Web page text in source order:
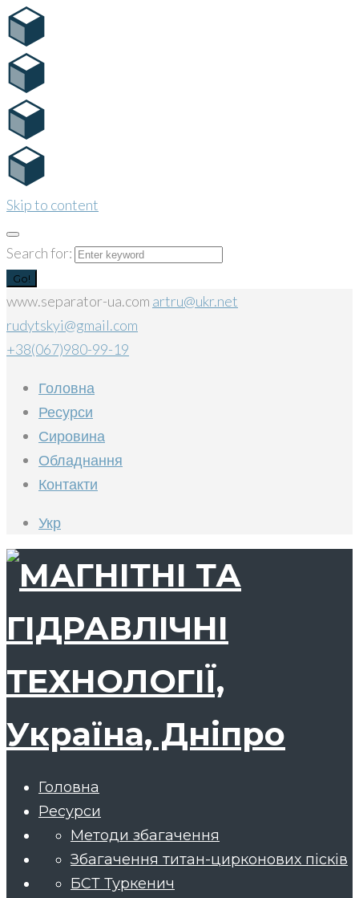
Skip to content
Search for:
Go!
www.separator-ua.com artru@ukr.net
rudytskyi@gmail.com
+38(067)980-99-19
Головна
Ресурси
Сировина
Обладнання
Контакти
Укр
Головна
Ресурси
Методи збагачення
Лабораторні дослідження
Технологічний аудит збагачувальних
Сировина
Збагачення титан-цирконових пісків
Очищення кварцових пісків
Обладнання
БСТ Туркенич
Контакти